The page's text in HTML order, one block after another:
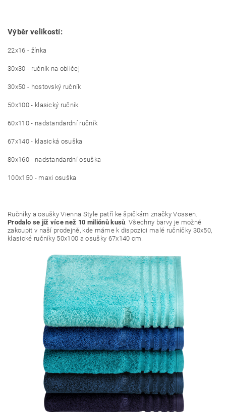
Výběr velikostí:
22x16 - žínka
30x30 - ručník na obličej
30x50 - hostovský ručník
50x100 - klasický ručník
60x110 - nadstandardní ručník
67x140 - klasická osuška
80x160 - nadstandardní osuška
100x150 - maxi osuška
Ručníky a osušky Vienna Style patří ke špičkám značky Vossen.
Prodalo se již více než 10 miliónů kusů. Všechny barvy je možné
zakoupit v naší prodejně, kde máme k dispozici malé ručníčky 30x50,
klasické ručníky 50x100 a osušky 67x140 cm.